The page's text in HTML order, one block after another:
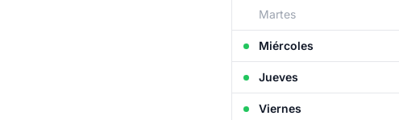
Martes
Miércoles
Jueves
Viernes